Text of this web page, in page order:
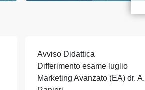
Avviso Didattica
Differimento esame luglio
Marketing Avanzato (EA) dr. A.